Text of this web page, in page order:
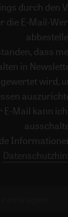
durch den
die E-Mail-
dass
in
wird,
E-Mail kann